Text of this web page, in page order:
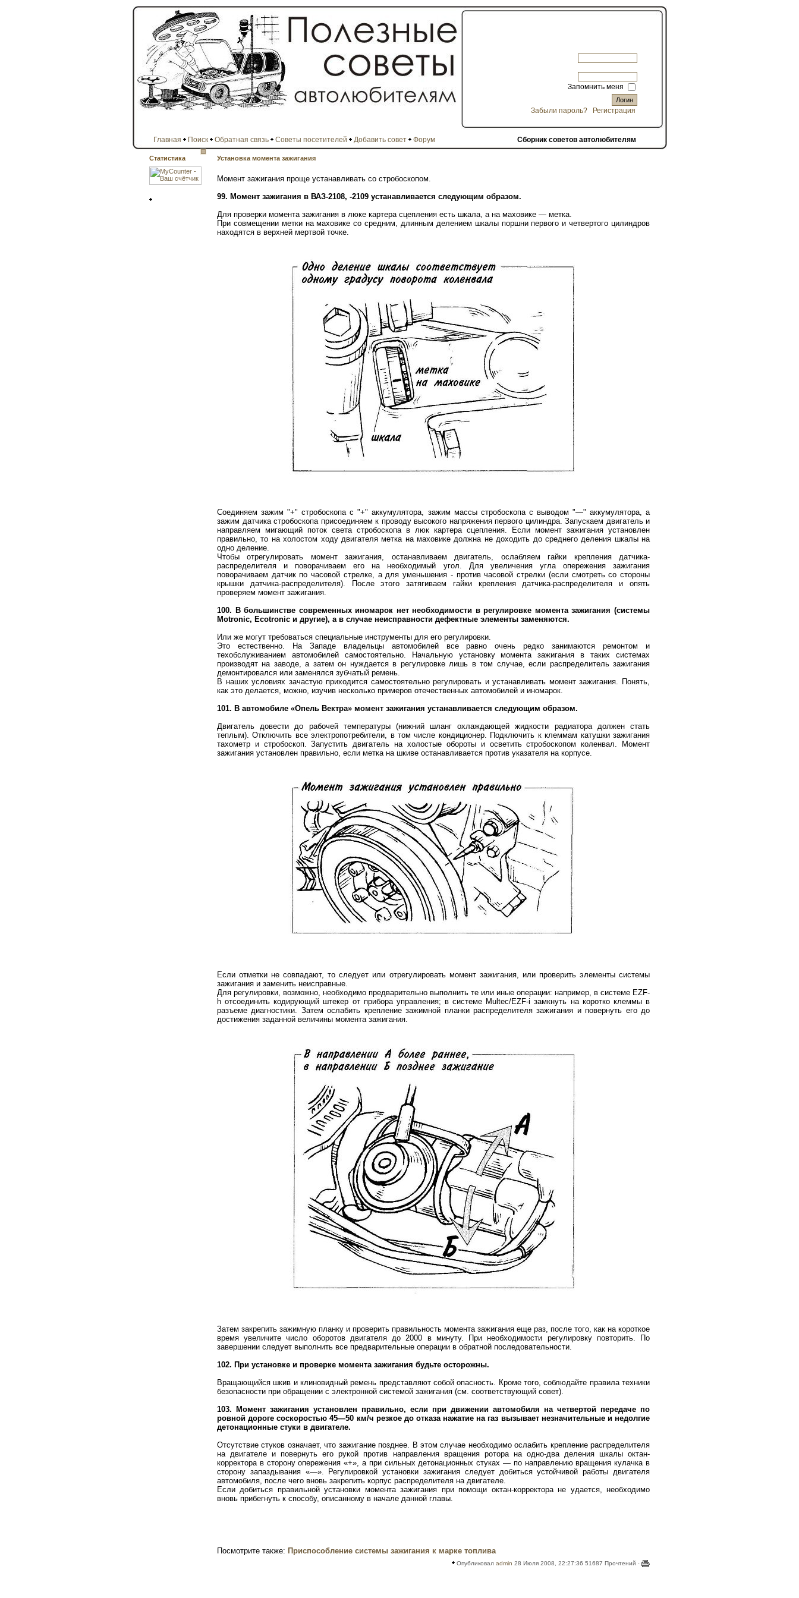
Запомнить меня
Забыли пароль? Регистрация
Главная Поиск Обратная связь Советы посетителей Добавить совет Форум Сборник советов автолюбителям
Статистика Установка момента зажигания
Момент зажигания проще устанавливать со стробоскопом.
99. Момент зажигания в ВАЗ-2108, -2109 устанавливается следующим образом.
Для проверки момента зажигания в люке картера сцепления есть шкала, а на маховике — метка.
При совмещении метки на маховике со средним, длинным делением шкалы поршни первого и четвертого цилиндров
находятся в верхней мертвой точке.
Соединяем зажим "+" стробоскопа с "+" аккумулятора, зажим массы стробоскопа с выводом "—" аккумулятора, а
зажим датчика стробоскопа присоединяем к проводу высокого напряжения первого цилиндра. Запускаем двигатель и
направляем мигающий поток света стробоскопа в люк картера сцепления. Если момент зажигания установлен
правильно, то на холостом ходу двигателя метка на маховике должна не доходить до среднего деления шкалы на
одно деление.
Чтобы отрегулировать момент зажигания, останавливаем двигатель, ослабляем гайки крепления датчика-
распределителя и поворачиваем его на необходимый угол. Для увеличения угла опережения зажигания
поворачиваем датчик по часовой стрелке, а для уменьшения - против часовой стрелки (если смотреть со стороны
крышки датчика-распределителя). После этого затягиваем гайки крепления датчика-распределителя и опять
проверяем момент зажигания.
100. В большинстве современных иномарок нет необходимости в регулировке момента зажигания (системы
Motronic, Ecotronic и другие), а в случае неисправности дефектные элементы заменяются.
Или же могут требоваться специальные инструменты для его регулировки.
Это естественно. На Западе владельцы автомобилей все равно очень редко занимаются ремонтом и
техобслуживанием автомобилей самостоятельно. Начальную установку момента зажигания в таких системах
производят на заводе, а затем он нуждается в регулировке лишь в том случае, если распределитель зажигания
демонтировался или заменялся зубчатый ремень.
В наших условиях зачастую приходится самостоятельно регулировать и устанавливать момент зажигания. Понять,
как это делается, можно, изучив несколько примеров отечественных автомобилей и иномарок.
101. В автомобиле «Опель Вектра» момент зажигания устанавливается следующим образом.
Двигатель довести до рабочей температуры (нижний шланг охлаждающей жидкости радиатора должен стать
теплым). Отключить все электропотребители, в том числе кондиционер. Подключить к клеммам катушки зажигания
тахометр и стробоскоп. Запустить двигатель на холостые обороты и осветить стробоскопом коленвал. Момент
зажигания установлен правильно, если метка на шкиве останавливается против указателя на корпусе.
Если отметки не совпадают, то следует или отрегулировать момент зажигания, или проверить элементы системы
зажигания и заменить неисправные.
Для регулировки, возможно, необходимо предварительно выполнить те или иные операции: например, в системе EZF-
h отсоединить кодирующий штекер от прибора управления; в системе Multec/EZF-i замкнуть на коротко клеммы в
разъеме диагностики. Затем ослабить крепление зажимной планки распределителя зажигания и повернуть его до
достижения заданной величины момента зажигания.
Затем закрепить зажимную планку и проверить правильность момента зажигания еще раз, после того, как на короткое
время увеличите число оборотов двигателя до 2000 в минуту. При необходимости регулировку повторить. По
завершении следует выполнить все предварительные операции в обратной последовательности.
102. При установке и проверке момента зажигания будьте осторожны.
Вращающийся шкив и клиновидный ремень представляют собой опасность. Кроме того, соблюдайте правила техники
безопасности при обращении с электронной системой зажигания (см. соответствующий совет).
103. Момент зажигания установлен правильно, если при движении автомобиля на четвертой передаче по
ровной дороге соскоростью 45—50 км/ч резкое до отказа нажатие на газ вызывает незначительные и недолгие
детонационные стуки в двигателе.
Отсутствие стуков означает, что зажигание позднее. В этом случае необходимо ослабить крепление распределителя
на двигателе и повернуть его рукой против направления вращения ротора на одно-два деления шкалы октан-
корректора в сторону опережения «+», а при сильных детонационных стуках — по направлению вращения кулачка в
сторону запаздывания «—». Регулировкой установки зажигания следует добиться устойчивой работы двигателя
автомобиля, после чего вновь закрепить корпус распределителя на двигателе.
Если добиться правильной установки момента зажигания при помощи октан-корректора не удается, необходимо
вновь прибегнуть к способу, описанному в начале данной главы.
Посмотрите также: Приспособление системы зажигания к марке топлива
Опубликовал admin 28 Июля 2008, 22:27:36 51687 Прочтений ·